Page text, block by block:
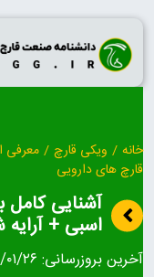
Skip
content
خانه / ویکی قارچ / معرفی
قارچ‌ های دارویی
آشنایی کامل
اسبی +
آخرین بروزرسانی: ۱۴۰۵/